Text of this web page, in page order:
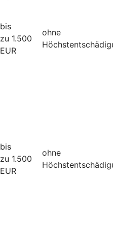
bis
zu 1.500
EUR
ohne
bis
zu 1.500
EUR
ohne